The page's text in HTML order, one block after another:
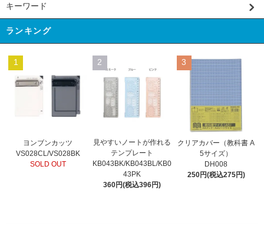
キーワード
ランキング
1
ヨンブンカッツ
VS028CL/VS028BK
SOLD OUT
2
見やすいノートが作れる
テンプレート
KB043BK/KB043BL/KB0
43PK
360円(税込396円)
3
クリアカバー（教科書 A
5サイズ）
DH008
250円(税込275円)